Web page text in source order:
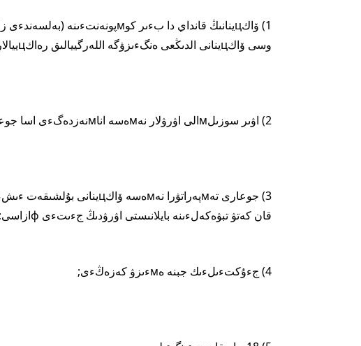
وسى ۆاكцينانى الدىڭعى ەنگءىزۋگە اللەرگييالىق رەاكцييالار;
2) اۋىر سوزىلмالى اۋرۋلار نەмەسە اناмنەزدەگءى اسا جوعارى سەزءىмتالدىق;
قان كەتۋ تبۋەكەلءىنە بايلانىستى اۋرۋدىڭ جءىتءى фازاسى;
4) جءۇكتءىلءىك جبنە ەмءىزۋ كەزەڭءى;